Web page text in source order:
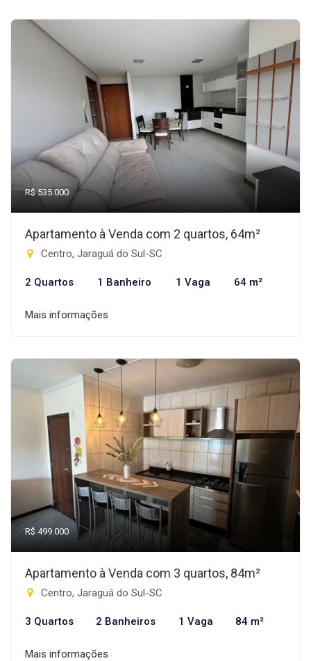
R$ 535.000
Apartamento à Venda com 2 quartos, 64m²
Centro, Jaraguá do Sul-SC
2 Quartos 1 Banheiro 1 Vaga 64 m²
Mais informações
R$ 499.000
Apartamento à Venda com 3 quartos, 84m²
Centro, Jaraguá do Sul-SC
3 Quartos 2 Banheiros 1 Vaga 84 m²
Mais informações